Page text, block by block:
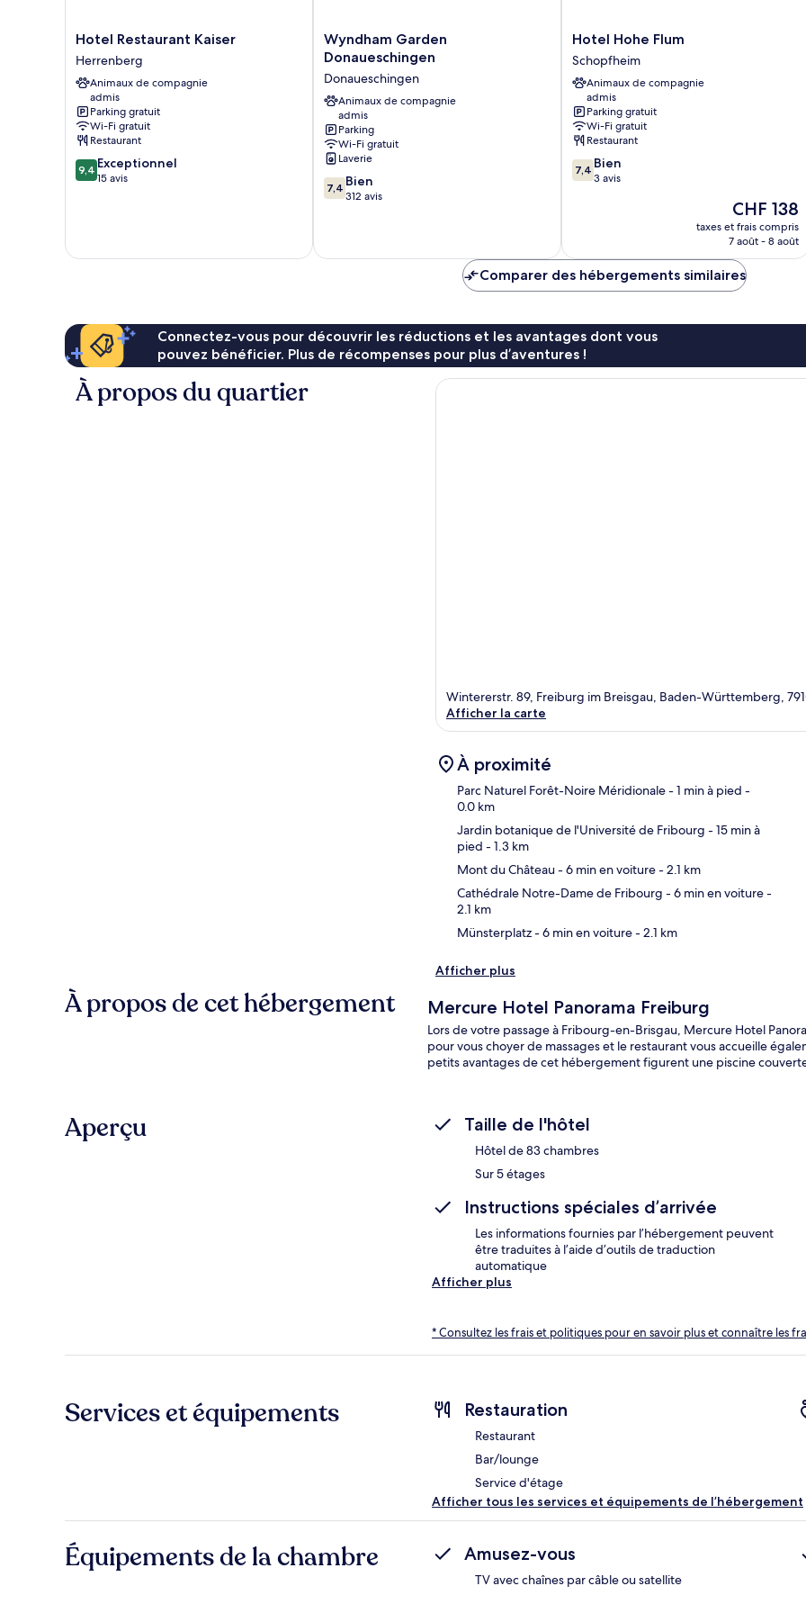
Hotel
Restaurant
Kaiser
Herrenberg
Hotel Restaurant Kaiser
Herrenberg
Animaux de compagnie
admis
Parking gratuit
Wi-Fi gratuit
Restaurant
9.4
sur
9,4 Exceptionnel
15 avis
Wyndham
Garden
Donaueschingen
Donaueschingen
Wyndham Garden
Donaueschingen
Donaueschingen
Animaux de compagnie
admis
Parking
Wi-Fi gratuit
Laverie
7.4
sur
7,4 Bien
312 avis
Hotel
Hohe
Flum
Schopfheim
Hotel Hohe Flum
Schopfheim
Animaux de compagnie
admis
Parking gratuit
Wi-Fi gratuit
Restaurant
7.4
sur
7,4 Bien
3 avis
Le
nouveau
prix
de
CHF 138
CHF 138
taxes et frais compris
7 août - 8 août
Comparer des hébergements similaires
Connectez-vous pour découvrir les réductions et les avantages dont vous
pouvez bénéficier. Plus de récompenses pour plus d’aventures !
À propos du quartier
Wintererstr. 89, Freiburg im Breisgau, Baden-Württemberg,
Afficher la carte
À proximité
Parc Naturel Forêt-Noire Méridionale- 1 min à pied -
0.0 km
Jardin botanique de l'Université de Fribourg - 15 min à
pied - 1.3 km
Mont du Château- 6 min en voiture- 2.1 km
Cathédrale Notre-Dame de Fribourg - 6 min en voiture-
2.1 km
Münsterplatz- 6 min en voiture- 2.1 km
Afficher plus
À propos de cet hébergement Mercure Hotel Panorama Freiburg
Lors de votre passage à Fribourg-en-Brisgau, Mercure Hotel
pour vous choyer de massages et le restaurant vous accueille
petits avantages de cet hébergement figurent une piscine
Aperçu Taille de l'hôtel
Hôtel de 83 chambres
Sur 5 étages
Instructions spéciales d’arrivée
Les informations fournies par l’hébergement peuvent
être traduites à l’aide d’outils de traduction
automatique
Afficher plus
* Consultez les frais et politiques pour en savoir plus et connaître les
Services et équipements Restauration
Restaurant
Bar/lounge
Service d'étage
Afficher tous les services et équipements de l’hébergement
Équipements de la chambre Amusez-vous
TV avec chaînes par câble ou satellite